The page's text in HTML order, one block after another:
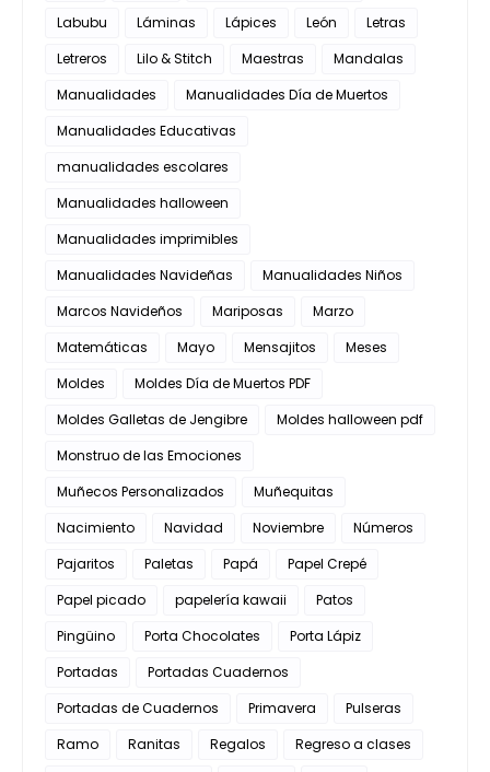
Labubu
Láminas Lápices León
Letras
Letreros
Lilo & Stitch Maestras
Mandalas
Manualidades
Manualidades Día de Muertos
Manualidades Educativas
manualidades escolares
Manualidades halloween
Manualidades imprimibles
Manualidades Navideñas
Manualidades Niños
Marcos Navideños
Mariposas
Marzo
Matemáticas
Mayo Mensajitos
Meses
Moldes
Moldes Día de Muertos PDF
Moldes Galletas de Jengibre
Moldes halloween pdf
Monstruo de las Emociones
Muñecos Personalizados
Muñequitas
Nacimiento
Navidad Noviembre
Números
Pajaritos
Paletas Papá
Papel Crepé
Papel picado
papelería kawaii
Patos
Pingüino
Porta Chocolates
Porta Lápiz
Portadas
Portadas Cuadernos
Portadas de Cuadernos
Primavera
Pulseras
Ramo
Ranitas Regalos
Regreso a clases